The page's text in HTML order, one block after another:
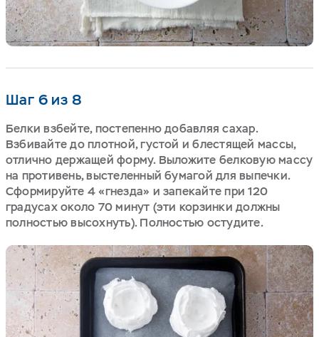
Шаг 6 из 8
Белки взбейте, постепенно добавляя сахар.
Взбивайте до плотной, густой и блестящей массы,
отлично держащей форму. Выложите белковую массу
на противень, выстеленный бумагой для выпечки.
Сформируйте 4 «гнезда» и запекайте при 120
градусах около 70 минут (эти корзинки должны
полностью высохнуть). Полностью остудите.